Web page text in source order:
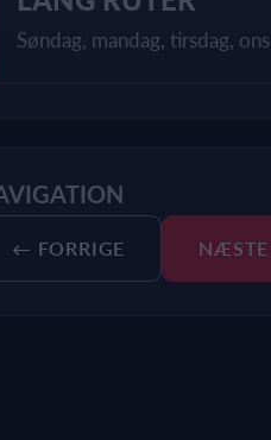
Søndag, mandag, tirsdag,
← FORRIGE